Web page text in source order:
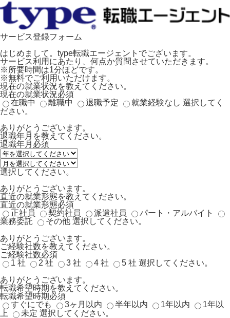
サービス登録フォーム
はじめまして。type転職エージェントでございます。
サービス利用にあたり、何点か質問させていただきます。
※所要時間は1分ほどです。
※無料でご利用いただけます。
現在の就業状況を教えてください。
現在の就業状況必須
在職中
離職中 退職予定 就業経験なし 選択してく
ださい。
ありがとうございます。
退職年月を教えてください。
退職年月 必須
選択してください。
ありがとうございます。
直近の就業形態を教えてください。
直近の就業形態必須
正社員
契約社員 派遣社員
パート・アルバイト
業務委託
その他 選択してください。
ありがとうございます。
ご経験社数を教えてください。
ご経験社数必須
1 社
2 社 3 社 4 社 5 社 選択してください。
ありがとうございます。
転職希望時期を教えてください。
転職希望時期必須
すぐにでも
3ヶ月以内 半年以内 1年以内
1年以
上
未定 選択してください。